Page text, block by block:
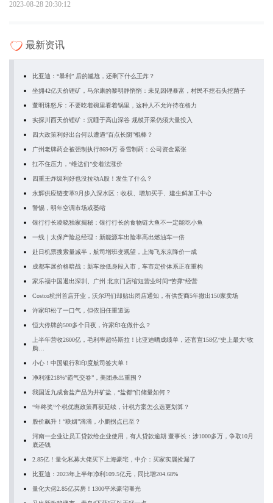
2023-08-28 20:30:12
最新资讯
比亚迪：“暴利” 后的尴尬，还剩下什么王炸？
坐拥42亿天价锂矿，马尔康的黎明静悄悄：未见因锂暴富，村民不挖石头挖菌子
董明珠怒斥：不要吃着碗里看着锅里，这种人不允许待在格力
实探川西天价锂矿：沉睡于高山深谷 规模开采仍须大量投入
四大政策利好出台何以遭遇“百点长阴”棍棒？
广州老牌药企被强制执行8694万 香雪制药：公司资金紧张
扛不住压力，“维达们”变着法涨价
四重王炸级利好也没拉动A股！发生了什么？
永辉供应链变革9月步入深水区：收权、增加买手、建生鲜加工中心
警惕，明年空调市场或萎缩
银行行长凌晓独家揭秘：银行行长的食物链大鱼不一定能吃小鱼
一线｜太保产险总经理：新能源车出险率高出燃油车一倍
赴日机票搜索量减半，航司增班变观望，上海飞东京降价一成
成都车展价格暗战：新车放低身段入市，车市定价体系正在重构
家乐福中国退出深圳、广州 北京门店缩短营业时间“苦撑”经营
Costco杭州首店开业，沃尔玛们却贴出闭店通知，有供货商5年撤出150家卖场
许家印松了一口气，但依旧任重道远
恒大停牌的500多个日夜，许家印在做什么？
上半年营收2600亿，毛利率超特斯拉！比亚迪晒成绩单，还官宣158亿“史上最大”收
购…
小心！中国银行和印度航司签大单！
净利涨218%“霸气交卷”，美团杀出重围？
我国近九成食盐产品为井矿盐，“盐都”们储量如何？
“年终奖”个税优惠政策再获延续，计税方案怎么选更划算？
股价飙升！“联姻”滴滴，小鹏拐点已至？
河南一企业让员工贷款给企业使用，有人贷款逾期 董事长：涉1000多万，争取10月
底还钱
2.85亿！量化私募大佬买下上海豪宅，中介：买家实属捡漏了
比亚迪：2023年上半年净利109.5亿元，同比增204.68%
量化大佬2.85亿买房！1300平米豪宅曝光